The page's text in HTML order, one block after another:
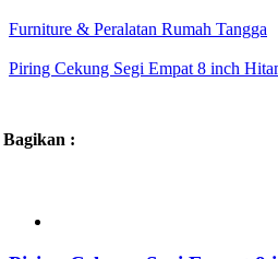
Furniture & Peralatan Rumah Tangga
Piring Cekung Segi Empat 8 inch
Bagikan :